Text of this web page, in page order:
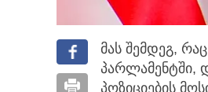
მას შემდეგ,
პარლამენტში,
პოზიციების